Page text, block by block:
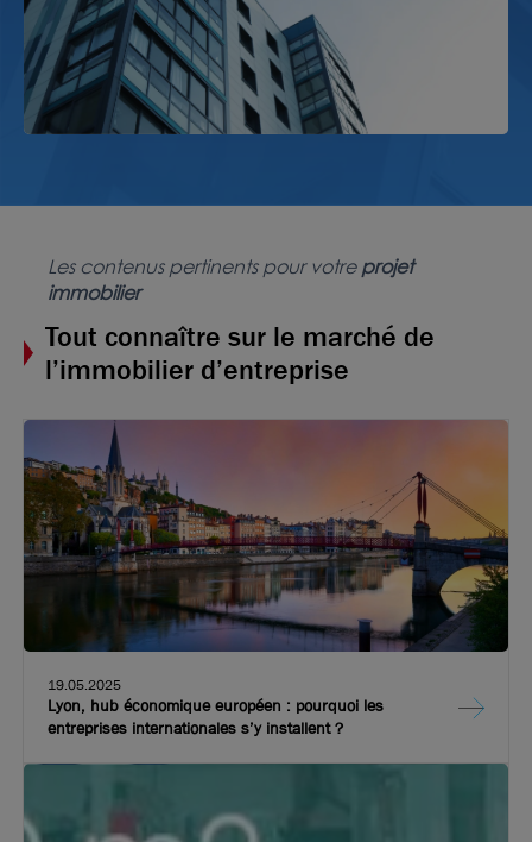
Les contenus pertinents pour votreprojet
immobilier
Tout connaître sur le marché de
l’immobilier d’entreprise
19.05.2025
Lyon, hub économique européen : pourquoi les
entreprises internationales s’y installent ?